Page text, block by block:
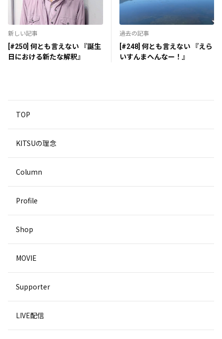
新しい記事
[#250] 何とも言えない 『誕生
日における新たな解釈』
過去の記事
[#248] 何とも言えない 『えら
いすんまへんなー！』
TOP
KITSUの理念
Column
Profile
Shop
MOVIE
Supporter
LIVE配信